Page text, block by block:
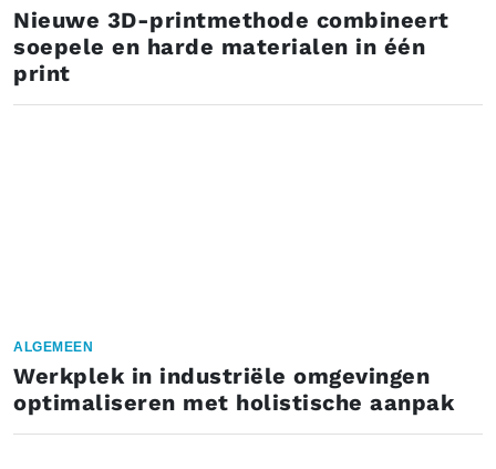
Nieuwe 3D-printmethode combineert
soepele en harde materialen in één
print
ALGEMEEN
Werkplek in industriële omgevingen
optimaliseren met holistische aanpak